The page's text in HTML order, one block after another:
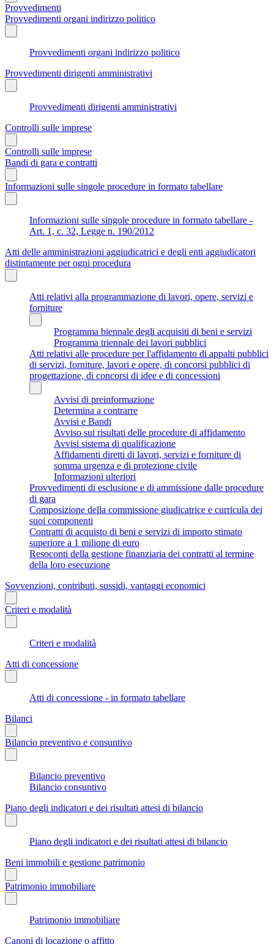
Provvedimenti
Provvedimenti organi indirizzo politico
Provvedimenti organi indirizzo politico
Provvedimenti dirigenti amministrativi
Provvedimenti dirigenti amministrativi
Controlli sulle imprese
Controlli sulle imprese
Bandi di gara e contratti
Informazioni sulle singole procedure in formato tabellare
Informazioni sulle singole procedure in formato tabellare -
Art. 1, c. 32, Legge n. 190/2012
Atti delle amministrazioni aggiudicatrici e degli enti aggiudicatori
distintamente per ogni procedura
Atti relativi alla programmazione di lavori, opere, servizi e
forniture
Programma biennale degli acquisiti di beni e servizi
Programma triennale dei lavori pubblici
Atti relativi alle procedure per l'affidamento di appalti pubblici
di servizi, forniture, lavori e opere, di concorsi pubblici di
progettazione, di concorsi di idee e di concessioni
Avvisi di preinformazione
Determina a contrarre
Avvisi e Bandi
Avviso sui risultati delle procedure di affidamento
Avvisi sistema di qualificazione
Affidamenti diretti di lavori, servizi e forniture di
somma urgenza e di protezione civile
Informazioni ulteriori
Provvedimenti di esclusione e di ammissione dalle procedure
di gara
Composizione della commissione giudicatrice e curricula dei
suoi componenti
Contratti di acquisto di beni e servizi di importo stimato
superiore a 1 milione di euro
Resoconti della gestione finanziaria dei contratti al termine
della loro esecuzione
Sovvenzioni, contributi, sussidi, vantaggi economici
Criteri e modalità
Criteri e modalità
Atti di concessione
Atti di concessione - in formato tabellare
Bilanci
Bilancio preventivo e consuntivo
Bilancio preventivo
Bilancio consuntivo
Piano degli indicatori e dei risultati attesi di bilancio
Piano degli indicatori e dei risultati attesi di bilancio
Beni immobili e gestione patrimonio
Patrimonio immobiliare
Patrimonio immobiliare
Canoni di locazione o affitto